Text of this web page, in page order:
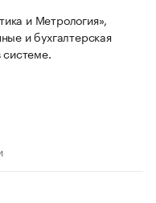
и Метрология»,
и бухгалтерская
системе.